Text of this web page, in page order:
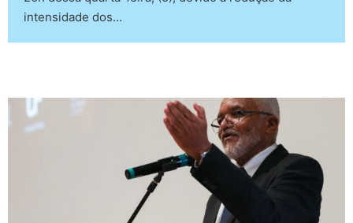
intensidade dos…